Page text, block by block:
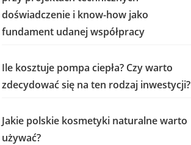
doświadczenie i know-how jako
fundament udanej współpracy
Ile kosztuje pompa ciepła? Czy warto
zdecydować się na ten rodzaj inwestycji?
Jakie polskie kosmetyki naturalne warto
używać?